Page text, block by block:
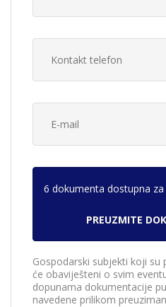
6 dokumenta dostupna
Gospodarski subjekti koji
će obaviješteni o svim
dopunama dokumentacije
navedene prilikom